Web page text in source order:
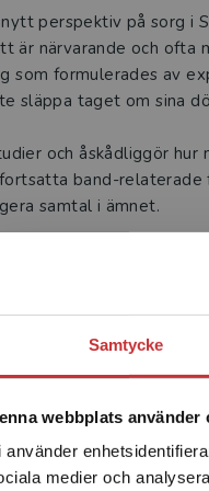
Samtycke
webbplats använder
använder
medier och
perspektiv på sorg i
är närvarande och
som formulerades av
släppa taget om sina
och åskådliggör
band-
samtal i ämnet.
som arbetar med